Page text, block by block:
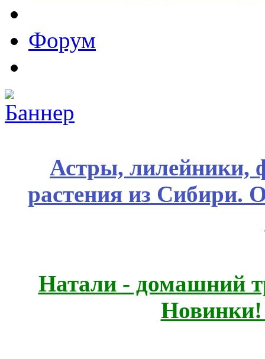
Форум
Астры, лилейники,
растения из Сибири.
Натали - домашний